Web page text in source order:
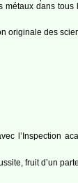
dans tous
originale des
l’Inspection
fruit d’un